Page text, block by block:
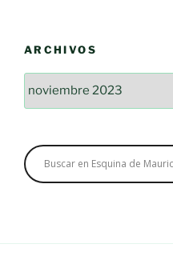
ARCHIVOS